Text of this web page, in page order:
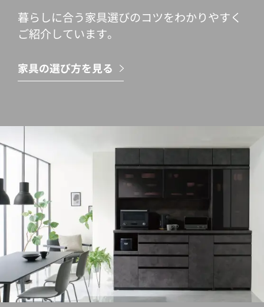
暮らしに合う家具選びのコツをわかりやすく
ご紹介しています。
家具の選び方を見る